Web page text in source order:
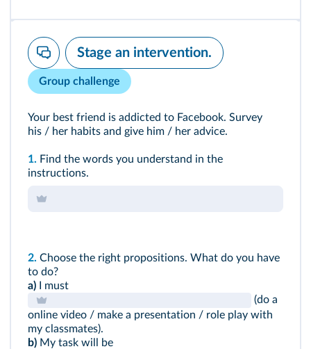
Stage an intervention.
Group challenge
Your best friend is addicted to Facebook. Survey
his / her habits and give him / her advice.
1. Find the words you understand in the
instructions.
2. Choose the right propositions. What do you have
to do?
a) I must
(do a
online video / make a presentation / role play with
my classmates).
b) My task will be